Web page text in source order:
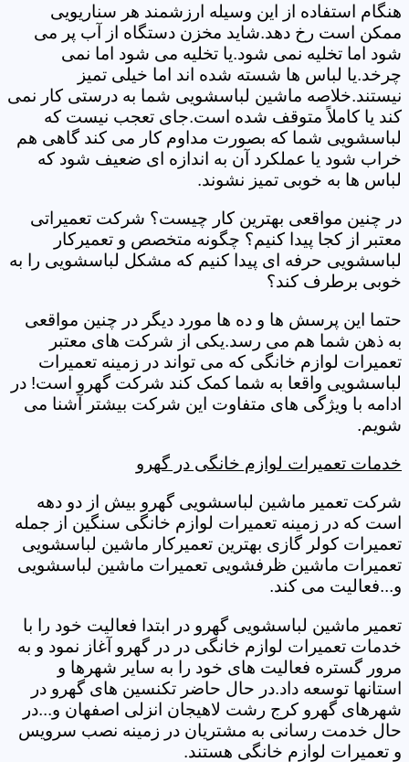
هنگام استفاده از این وسیله ارزشمند هر سناریویی
ممکن است رخ دهد.شاید مخزن دستگاه از آب پر می
شود اما تخلیه نمی شود.یا تخلیه می شود اما نمی
چرخد.یا لباس ها شسته شده اند اما خیلی تمیز
نیستند.خلاصه ماشین لباسشویی شما به درستی کار نمی
کند یا کاملاً متوقف شده است.جای تعجب نیست که
لباسشویی شما که بصورت مداوم کار می کند گاهی هم
خراب شود یا عملکرد آن به اندازه ای ضعیف شود که
لباس ها به خوبی تمیز نشوند.
در چنین مواقعی بهترین کار چیست؟ شرکت تعمیراتی
معتبر از کجا پیدا کنیم؟ چگونه متخصص و تعمیرکار
لباسشویی حرفه ای پیدا کنیم که مشکل لباسشویی را به
خوبی برطرف کند؟
حتما این پرسش ها و ده ها مورد دیگر در چنین مواقعی
به ذهن شما هم می رسد.یکی از شرکت های معتبر
تعمیرات لوازم خانگی که می تواند در زمینه تعمیرات
لباسشویی واقعا به شما کمک کند شرکت گهرو است! در
ادامه با ویژگی های متفاوت این شرکت بیشتر آشنا می
شویم.
خدمات تعمیرات لوازم خانگی در گهرو
شرکت تعمیر ماشین لباسشویی گهرو بیش از دو دهه
است که در زمینه تعمیرات لوازم خانگی سنگین از جمله
تعمیرات کولر گازی بهترین تعمیرکار ماشین لباسشویی
تعمیرات ماشین ظرفشویی تعمیرات ماشین لباسشویی
و...فعالیت می کند.
تعمیر ماشین لباسشویی گهرو در ابتدا فعالیت خود را با
خدمات تعمیرات لوازم خانگی در در گهرو آغاز نمود و به
مرور گستره فعالیت های خود را به سایر شهرها و
استانها توسعه داد.در حال حاضر تکنسین های گهرو در
شهرهای گهرو کرج رشت لاهیجان انزلی اصفهان و...در
حال خدمت رسانی به مشتریان در زمینه نصب سرویس
و تعمیرات لوازم خانگی هستند.